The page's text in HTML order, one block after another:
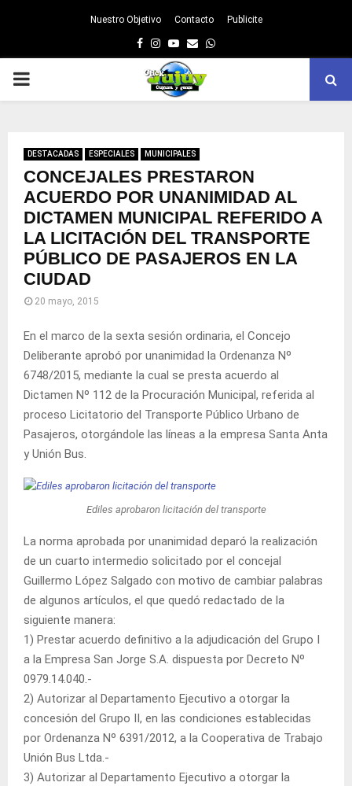
Nuestro Objetivo Contacto Publicite
Facebook
Instagram
Youtube
EmailWhatsapp
PRIMARY
DESTACADAS ESPECIALES MUNICIPALES
CONCEJALES PRESTARON
ACUERDO POR UNANIMIDAD AL
DICTAMEN MUNICIPAL REFERIDO A
LA LICITACIÓN DEL TRANSPORTE
PÚBLICO DE PASAJEROS EN LA
CIUDAD
20 mayo, 2015
En el marco de la sexta sesión ordinaria, el Concejo
Deliberante aprobó por unanimidad la Ordenanza Nº
6748/2015, mediante la cual se presta acuerdo al
Dictamen Nº 112 de la Procuración Municipal, referida al
proceso Licitatorio del Transporte Público Urbano de
Pasajeros, otorgándole las líneas a la empresa Santa Anta
y Unión Bus.
Ediles aprobaron licitación del transporte
La norma aprobada por unanimidad deparó la realización
de un cuarto intermedio solicitado por el concejal
Guillermo López Salgado con motivo de cambiar palabras
de algunos artículos, el que quedó redactado de la
siguiente manera:
1) Prestar acuerdo definitivo a la adjudicación del Grupo I
a la Empresa San Jorge S.A. dispuesta por Decreto Nº
0979.14.040.-
2) Autorizar al Departamento Ejecutivo a otorgar la
concesión del Grupo II, en las condiciones establecidas
por Ordenanza Nº 6391/2012, a la Cooperativa de Trabajo
Unión Bus Ltda.-
3) Autorizar al Departamento Ejecutivo a otorgar la